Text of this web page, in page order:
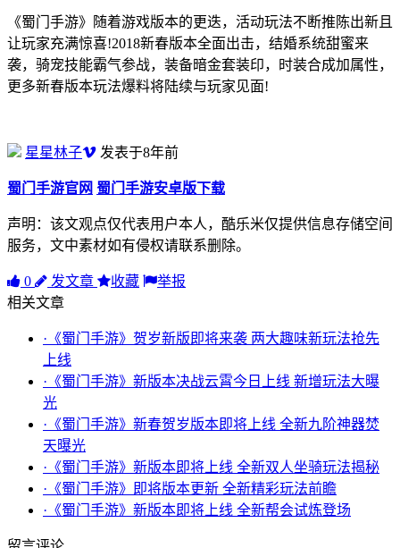
《蜀门手游》随着游戏版本的更迭，活动玩法不断推陈出新且
让玩家充满惊喜!2018新春版本全面出击，结婚系统甜蜜来
袭，骑宠技能霸气参战，装备暗金套装印，时装合成加属性，
更多新春版本玩法爆料将陆续与玩家见面!
星星林子 发表于8年前
蜀门手游官网 蜀门手游安卓版下载
声明：该文观点仅代表用户本人，酷乐米仅提供信息存储空间
服务，文中素材如有侵权请联系删除。
0 发文章 收藏
举报
相关文章
·《蜀门手游》贺岁新版即将来袭 两大趣味新玩法抢先
上线
·《蜀门手游》新版本决战云霄今日上线 新增玩法大曝
光
·《蜀门手游》新春贺岁版本即将上线 全新九阶神器焚
天曝光
·《蜀门手游》新版本即将上线 全新双人坐骑玩法揭秘
·《蜀门手游》即将版本更新 全新精彩玩法前瞻
·《蜀门手游》新版本即将上线 全新帮会试炼登场